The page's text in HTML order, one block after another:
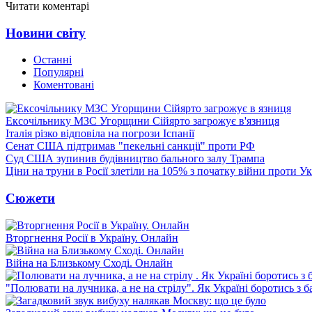
Читати коментарі
Новини світу
Останні
Популярні
Коментовані
Ексочільнику МЗС Угорщини Сійярто загрожує в'язниця
Італія різко відповіла на погрози Іспанії
Сенат США підтримав "пекельні санкції" проти РФ
Суд США зупинив будівництво бального залу Трампа
Ціни на труни в Росії злетіли на 105% з початку війни проти
Сюжети
Вторгнення Росії в Україну. Онлайн
Війна на Близькому Сході. Онлайн
"Полювати на лучника, а не на стрілу". Як Україні боротись з